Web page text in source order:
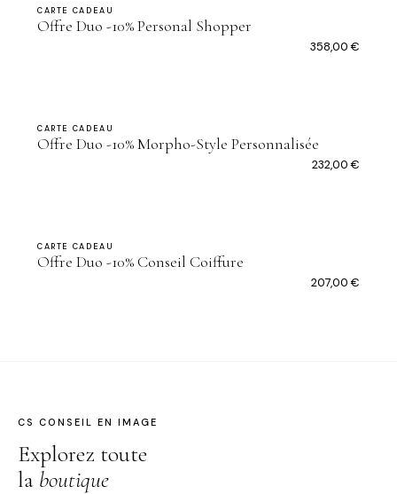
CARTE CADEAU
Offre Duo -10% Personal Shopper
358,00€
CARTE CADEAU
Offre Duo -10% Morpho-Style Personnalisée
232,00€
CARTE CADEAU
Offre Duo -10% Conseil Coiffure
207,00€
CS CONSEIL EN IMAGE
Explorez toute
la boutique